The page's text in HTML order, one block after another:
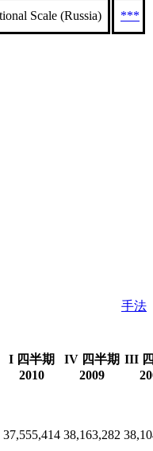
Scale (Russia) ***
手法
I 四半期
2010
IV 四半期
2009
III
37,555,414 38,163,282